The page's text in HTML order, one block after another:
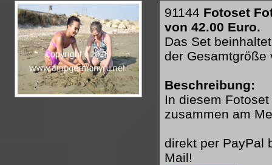
91144 Fotoset
von 42.00 Euro.
Das Set
der Gesamtgröße
Beschreibung:
In diesem
zusammen am
direkt per PayPal
Mail!